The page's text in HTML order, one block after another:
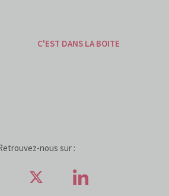
C'EST DANS LA BOITE
nous sur :
Retrouvez-nous sur
Retrouvez-nous
Retrouvez-